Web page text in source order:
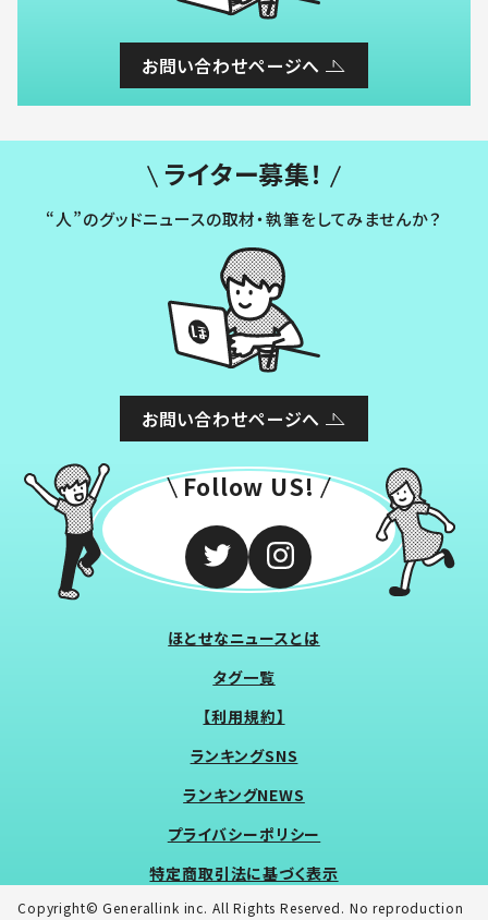
お問い合わせページへ
ライター募集！
“人”のグッドニュースの取材・執筆をしてみませんか？
お問い合わせページへ
Follow US!
ほとせなニュースとは
タグ一覧
【利用規約】
ランキングSNS
ランキングNEWS
プライバシーポリシー
特定商取引法に基づく表示
Copyright© Generallink inc. All Rights Reserved. No reproduction